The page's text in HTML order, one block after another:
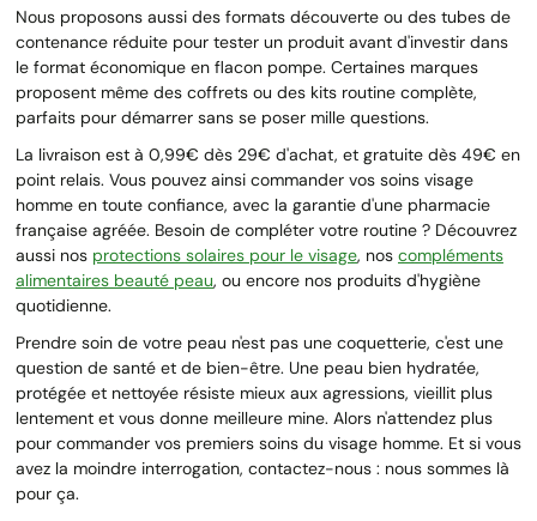
Nous proposons aussi des formats découverte ou des tubes de
contenance réduite pour tester un produit avant d'investir dans
le format économique en flacon pompe. Certaines marques
proposent même des coffrets ou des kits routine complète,
parfaits pour démarrer sans se poser mille questions.
La livraison est à 0,99€ dès 29€ d'achat, et gratuite dès 49€ en
point relais. Vous pouvez ainsi commander vos soins visage
homme en toute confiance, avec la garantie d'une pharmacie
française agréée. Besoin de compléter votre routine ? Découvrez
aussi nos protections solaires pour le visage, nos compléments
alimentaires beauté peau, ou encore nos produits d'hygiène
quotidienne.
Prendre soin de votre peau n'est pas une coquetterie, c'est une
question de santé et de bien-être. Une peau bien hydratée,
protégée et nettoyée résiste mieux aux agressions, vieillit plus
lentement et vous donne meilleure mine. Alors n'attendez plus
pour commander vos premiers soins du visage homme. Et si vous
avez la moindre interrogation, contactez-nous : nous sommes là
pour ça.